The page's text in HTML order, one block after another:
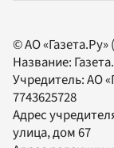
© АО «Газета.Ру»
Название:
Учредитель:АО
7743625728
Адрес
улица, дом 67